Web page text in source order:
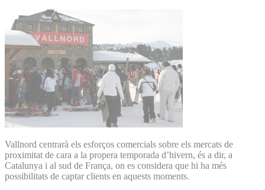
Vallnord centrarà els esforços comercials sobre els mercats de
proximitat de cara a la propera temporada d’hivern, és a dir, a
Catalunya i al sud de França, on es considera que hi ha més
possibilitats de captar clients en aquests moments.